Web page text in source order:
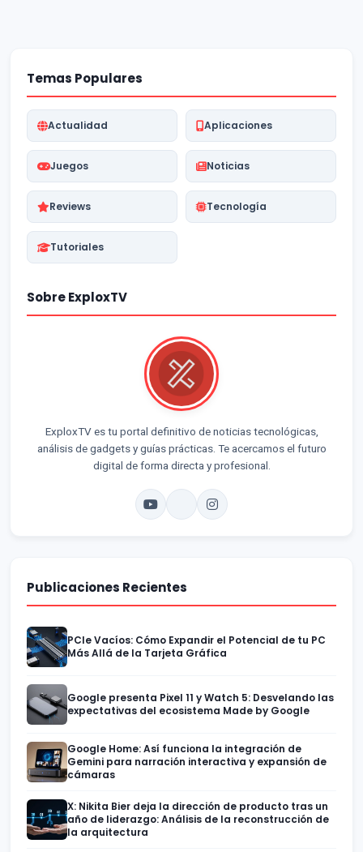
Temas Populares
Actualidad Aplicaciones
Juegos Noticias
Reviews Tecnología
Tutoriales
Sobre ExploxTV
ExploxTV es tu portal definitivo de noticias tecnológicas,
análisis de gadgets y guías prácticas. Te acercamos el futuro
digital de forma directa y profesional.
Publicaciones Recientes
PCIe Vacíos: Cómo Expandir el Potencial de tu PC
Más Allá de la Tarjeta Gráfica
Google presenta Pixel 11 y Watch 5: Desvelando las
expectativas del ecosistema Made by Google
Google Home: Así funciona la integración de
Gemini para narración interactiva y expansión de
cámaras
X: Nikita Bier deja la dirección de producto tras un
año de liderazgo: Análisis de la reconstrucción de
la arquitectura